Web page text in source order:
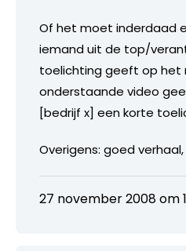
Of het moet inderdaad
iemand uit de top/
toelichting geeft op het
onderstaande video
[bedrijf x] een korte
Overigens: goed
27 november 2008 om